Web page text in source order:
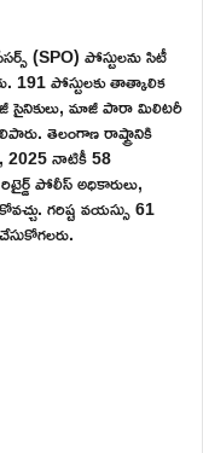
(SPO) పోస్టులను సిటీ
191 పోస్టులకు తాత్కాలిక
సైనికులు, మాజీ పారా మిలిటరీ
తెలంగాణ రాష్ట్రానికి
2025 నాటికీ 58
పోలీస్ అధికారులు,
గరిష్ట వయస్సు 61